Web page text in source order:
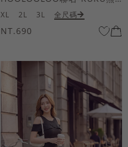
XL 2L 3L 全尺碼
NT.690